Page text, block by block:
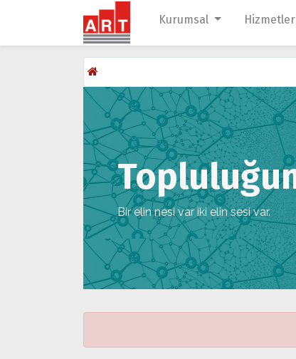
Kurumsal
Bir elin nesi var iki elin sesi var.